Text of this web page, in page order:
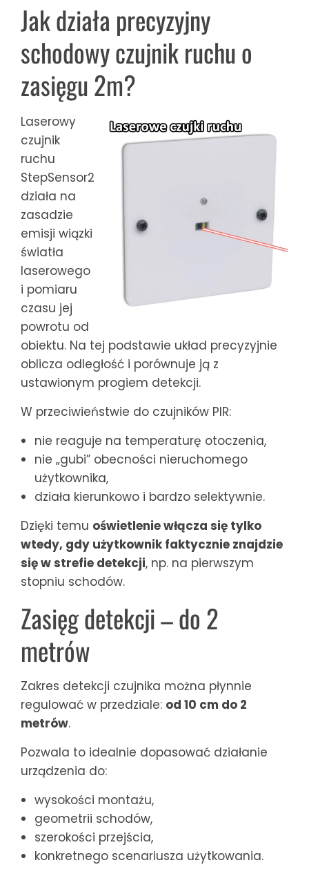
Jak działa precyzyjny
schodowy czujnik ruchu o
zasięgu 2m?
Laserowy
czujnik
ruchu
StepSensor2
działa na
zasadzie
emisji wiązki
światła
laserowego
i pomiaru
czasu jej
powrotu od
obiektu. Na tej podstawie układ precyzyjnie
oblicza odległość i porównuje ją z
ustawionym progiem detekcji.
W przeciwieństwie do czujników PIR:
nie reaguje na temperaturę otoczenia,
nie „gubi” obecności nieruchomego
użytkownika,
działa kierunkowo i bardzo selektywnie.
Dzięki temu oświetlenie włącza się tylko
wtedy, gdy użytkownik faktycznie znajdzie
się w strefie detekcji, np. na pierwszym
stopniu schodów.
Zasięg detekcji – do 2
metrów
Zakres detekcji czujnika można płynnie
regulować w przedziale: od 10 cm do 2
metrów.
Pozwala to idealnie dopasować działanie
urządzenia do:
wysokości montażu,
geometrii schodów,
szerokości przejścia,
konkretnego scenariusza użytkowania.